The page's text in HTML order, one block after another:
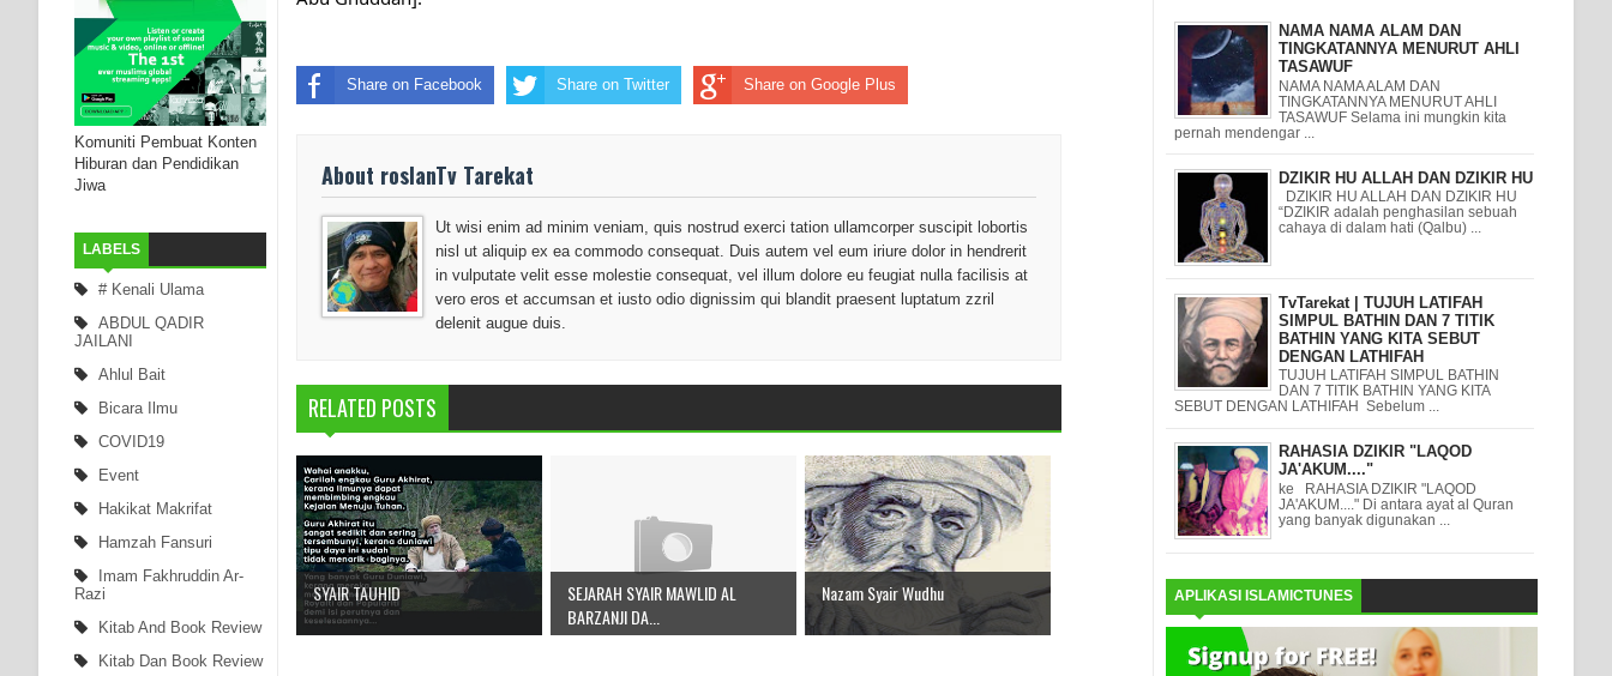
Komuniti Pembuat Konten
Hiburan dan Pendidikan
Jiwa
LABELS
# Kenali Ulama
ABDUL QADIR
JAILANI
Ahlul Bait
Bicara Ilmu
COVID19
Event
Hakikat Makrifat
Hamzah Fansuri
Imam Fakhruddin Ar-
Razi
Kitab And Book Review
Kitab Dan Book Review
Share on Facebook Share on Twitter Share on Google Plus
About roslanTv Tarekat
Ut wisi enim ad minim veniam, quis nostrud exerci tation ullamcorper suscipit lobortis
nisl ut aliquip ex ea commodo consequat. Duis autem vel eum iriure dolor in hendrerit
in vulputate velit esse molestie consequat, vel illum dolore eu feugiat nulla facilisis at
vero eros et accumsan et iusto odio dignissim qui blandit praesent luptatum zzril
delenit augue duis.
RELATED POSTS
SYAIR TAUHID
SEJARAH SYAIR MAWLID AL
BARZANJI DA...
Nazam Syair Wudhu
NAMA NAMA ALAM DAN
TINGKATANNYA MENURUT AHLI
TASAWUF
NAMA NAMA ALAM DAN
TINGKATANNYA MENURUT AHLI
TASAWUF Selama ini mungkin kita
pernah mendengar ...
DZIKIR HU ALLAH DAN DZIKIR HU
DZIKIR HU ALLAH DAN DZIKIR HU
“DZIKIR adalah penghasilan sebuah
cahaya di dalam hati (Qalbu) ...
TvTarekat | TUJUH LATIFAH
SIMPUL BATHIN DAN 7 TITIK
BATHIN YANG KITA SEBUT
DENGAN LATHIFAH
TUJUH LATIFAH SIMPUL BATHIN
DAN 7 TITIK BATHIN YANG KITA
SEBUT DENGAN LATHIFAH Sebelum ...
RAHASIA DZIKIR "LAQOD
JA'AKUM...."
ke RAHASIA DZIKIR "LAQOD
JA'AKUM...." Di antara ayat al Quran
yang banyak digunakan ...
APLIKASI ISLAMICTUNES